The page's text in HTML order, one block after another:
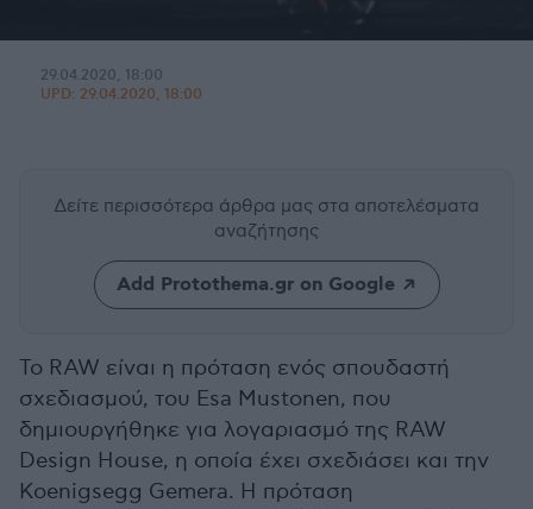
29.04.2020, 18:00
UPD: 29.04.2020, 18:00
Δείτε περισσότερα άρθρα μας στα αποτελέσματα
αναζήτησης
Add Protothema.gr on Google
Το RAW είναι η πρόταση ενός σπουδαστή
σχεδιασμού, του Esa Mustonen, που
δημιουργήθηκε για λογαριασμό της RAW
Design House, η οποία έχει σχεδιάσει και την
Koenigsegg Gemera. Η πρόταση